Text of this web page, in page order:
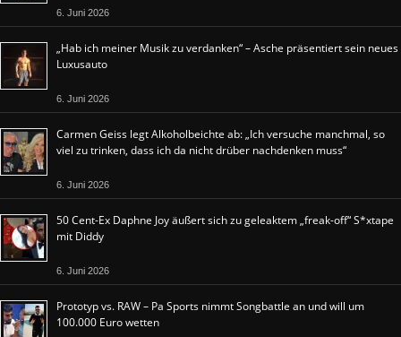
6. Juni 2026
„Hab ich meiner Musik zu verdanken“ – Asche präsentiert sein neues
Luxusauto
6. Juni 2026
Carmen Geiss legt Alkoholbeichte ab: „Ich versuche manchmal, so
viel zu trinken, dass ich da nicht drüber nachdenken muss“
6. Juni 2026
50 Cent-Ex Daphne Joy äußert sich zu geleaktem „freak-off“ S*xtape
mit Diddy
6. Juni 2026
Prototyp vs. RAW – Pa Sports nimmt Songbattle an und will um
100.000 Euro wetten